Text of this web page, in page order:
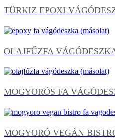
TÜRKIZ EPOXI
OLAJFŰZFA
MOGYORÓS FA
MOGYORÓ VEGÁN